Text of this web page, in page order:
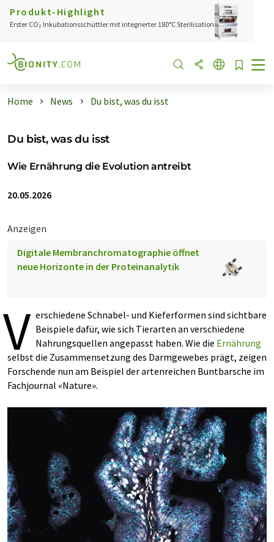
Produkt-Highlight
Erster CO₂ Inkubationsschüttler mit integrierter 180°C Sterilisation
Home News Du bist, was du isst
Du bist, was du isst
Wie Ernährung die Evolution antreibt
20.05.2026
Anzeigen
Digitale Membranchromatographie öffnet
neue Horizonte in der Proteinanalytik
V erschiedene Schnabel- und Kieferformen sind sichtbare
Beispiele dafür, wie sich Tierarten an verschiedene
Nahrungsquellen angepasst haben. Wie die Ernährung
selbst die Zusammensetzung des Darmgewebes prägt, zeigen
Forschende nun am Beispiel der artenreichen Buntbarsche im
Fachjournal «Nature».